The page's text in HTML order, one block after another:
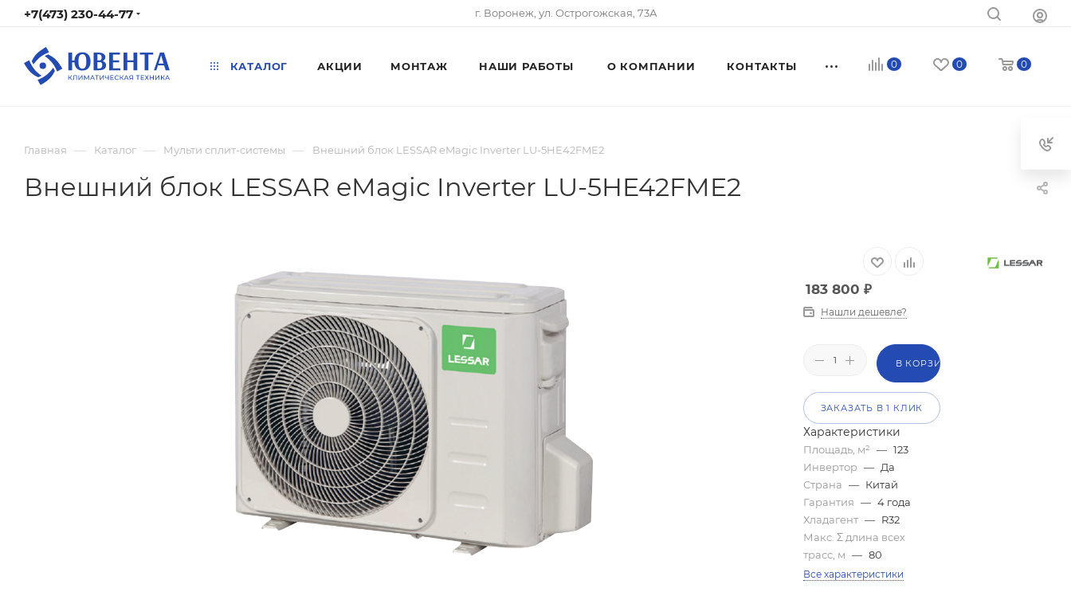
+7(473) 230-44-77 г. Воронеж, ул. Острогожская, 73А
0 0 0
КАТАЛОГ АКЦИИ МОНТАЖ НАШИ РАБОТЫ О КОМПАНИИ КОНТАКТЫ
Главная — Каталог — Мульти сплит-системы — Внешний блок LESSAR eMagic Inverter LU-5HE42FME2
Внешний блок LESSAR eMagic Inverter LU-5HE42FME2
183 800 ₽
Нашли дешевле?
В КОРЗИНУ
ЗАКАЗАТЬ В 1 КЛИК
Характеристики
Площадь, м² — 123
Инвертор — Да
Страна — Китай
Гарантия — 4 года
Хладагент — R32
Макс. Σ длина всех
трасс, м — 80
Все характеристики